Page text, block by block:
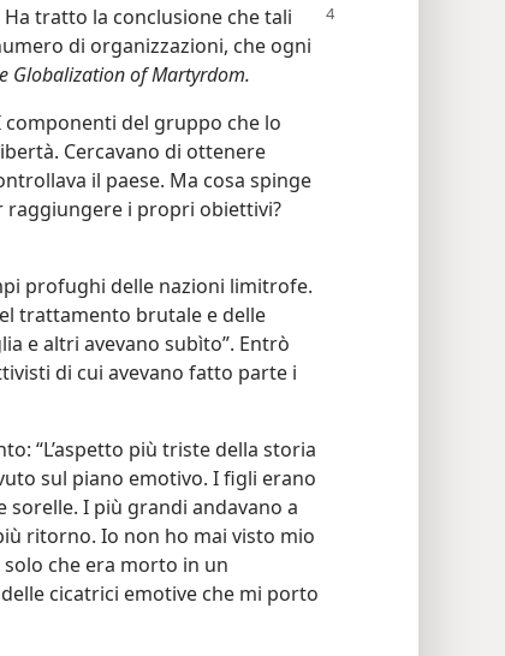
Ha tratto la conclusione che tali
di organizzazioni, che ogni
Globalization of Martyrdom.
componenti del gruppo che lo
Cercavano di ottenere
il paese. Ma cosa spinge
raggiungere i propri obiettivi?
profughi delle nazioni limitrofe.
trattamento brutale e delle
e altri avevano subìto”. Entrò
di cui avevano fatto parte i
“L’aspetto più triste della storia
sul piano emotivo. I figli erano
I più grandi andavano a
ritorno. Io non ho mai visto mio
che era morto in un
cicatrici emotive che mi porto